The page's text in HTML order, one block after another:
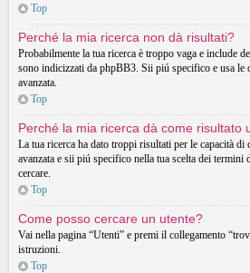
Top
Perché la mia ricerca non dà risultati?
Probabilmente la tua ricerca è troppo vaga e include
sono indicizzati da phpBB3. Sii piú specifico e usa
avanzata.
Top
Perché la mia ricerca dà come risultato
La tua ricerca ha dato troppi risultati per le capacità di
avanzata e sii piú specifico nella tua scelta dei termini
cercare.
Top
Come posso cercare un utente?
Vai nella pagina “Utenti” e premi il collegamento
istruzioni.
Top